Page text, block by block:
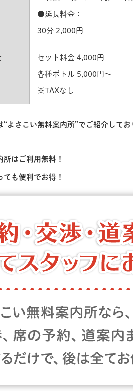
●延長料金：
30分 2,000円
セット料金 4,000円
各種ボトル 5,000円〜
※TAXなし
よさこい無料案内所”でご紹介してお
所はご利用無料！
ても便利でお得！